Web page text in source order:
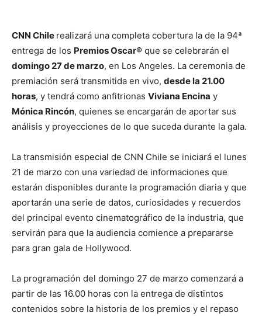
CNN Chile realizará una completa cobertura la de la 94ª
entrega de los Premios Oscar® que se celebrarán el
domingo 27 de marzo, en Los Angeles. La ceremonia de
premiación será transmitida en vivo, desde la 21.00
horas, y tendrá como anfitrionas Viviana Encina y
Mónica Rincón, quienes se encargarán de aportar sus
análisis y proyecciones de lo que suceda durante la gala.
La transmisión especial de CNN Chile se iniciará el lunes
21 de marzo con una variedad de informaciones que
estarán disponibles durante la programación diaria y que
aportarán una serie de datos, curiosidades y recuerdos
del principal evento cinematográfico de la industria, que
servirán para que la audiencia comience a prepararse
para gran gala de Hollywood.
La programación del domingo 27 de marzo comenzará a
partir de las 16.00 horas con la entrega de distintos
contenidos sobre la historia de los premios y el repaso